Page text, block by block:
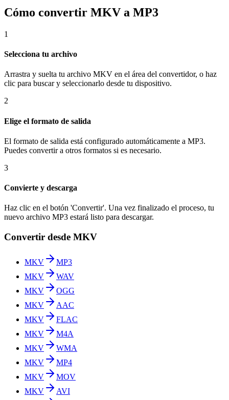
Cómo convertir MKV a MP3
1
Selecciona tu archivo
Arrastra y suelta tu archivo MKV en el área del convertidor, o haz
clic para buscar y seleccionarlo desde tu dispositivo.
2
Elige el formato de salida
El formato de salida está configurado automáticamente a MP3.
Puedes convertir a otros formatos si es necesario.
3
Convierte y descarga
Haz clic en el botón 'Convertir'. Una vez finalizado el proceso, tu
nuevo archivo MP3 estará listo para descargar.
Convertir desde MKV
MKV
MP3
MKV
WAV
MKV
OGG
MKV
AAC
MKV
FLAC
MKV
M4A
MKV
WMA
MKV
MP4
MKV
MOV
MKV
AVI